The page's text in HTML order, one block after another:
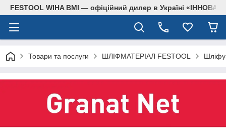
FESTOOL WIHA BMI — офіційний дилер в Україні
Товари та послуги ШЛІФМАТЕРІАЛ FESTOOL